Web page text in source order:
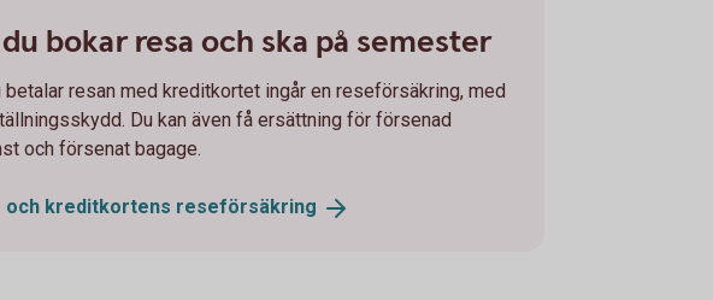
bokar resa och ska på semester
betalar resan med kreditkortet ingår en reseförsäkring, med
Du kan även få ersättning för försenad
och försenat bagage.
och kreditkortens reseförsäkring